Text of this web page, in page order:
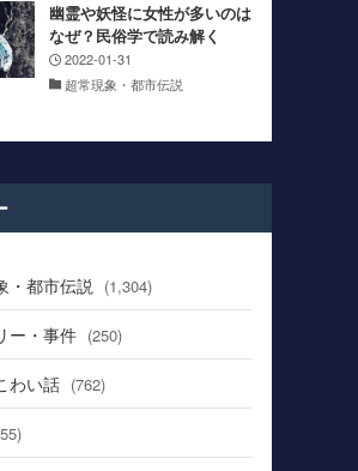
幽霊や妖怪に女性が多いのは
なぜ？民俗学で読み解く
2022-01-31
超常現象・都市伝説
・都市伝説 (1,304)
ー・事件 (250)
わい話 (762)